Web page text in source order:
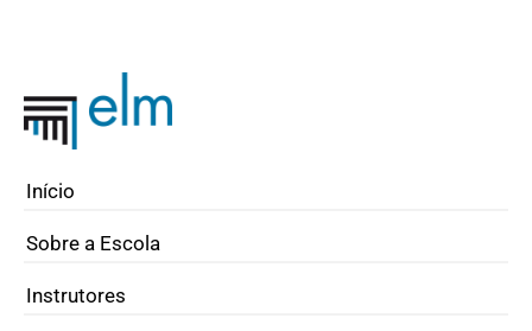
Início
Sobre a Escola
Instrutores